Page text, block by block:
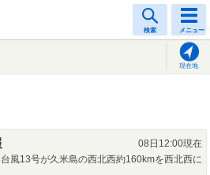
検索 メニュー
現在地
08日12:00現在
風13号が久米島の西北西約160kmを西北西に